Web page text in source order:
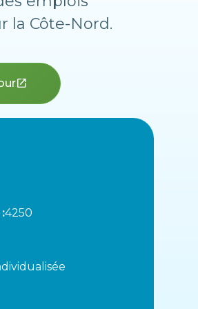
la Côte-Nord.
open_in_new
4250